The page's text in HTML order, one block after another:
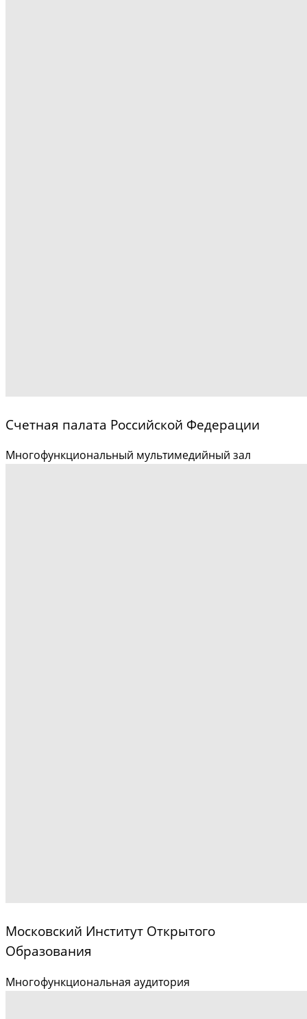
Счетная палата Российской Федерации
Многофункциональный мультимедийный зал
Московский Институт Открытого
Образования
Многофункциональная аудитория